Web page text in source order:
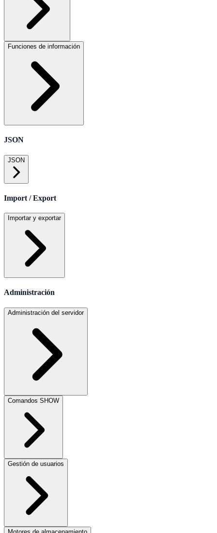
Funciones de información
JSON
JSON
Import / Export
Importar y exportar
Administración
Administración del servidor
Comandos SHOW
Gestión de usuarios